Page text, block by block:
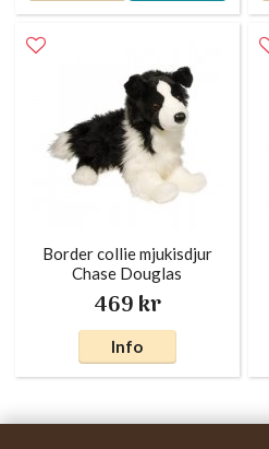
Border collie mjukisdjur
Chase Douglas
469 kr
Info